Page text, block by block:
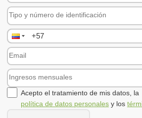
Acepto el tratamiento de mis datos, la
política de datos personales y los